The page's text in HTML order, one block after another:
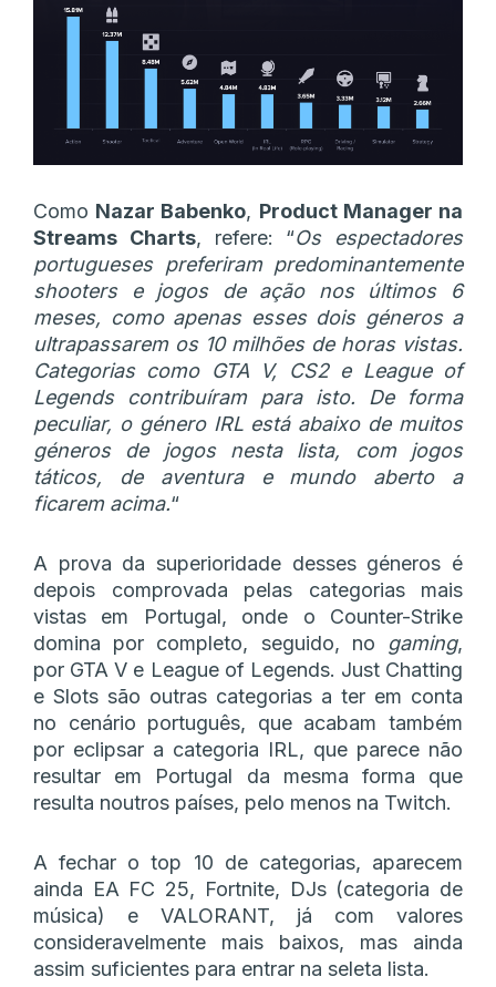
Como Nazar Babenko, Product Manager na
Streams Charts, refere: “Os espectadores
portugueses preferiram predominantemente
shooters e jogos de ação nos últimos 6
meses, como apenas esses dois géneros a
ultrapassarem os 10 milhões de horas vistas.
Categorias como GTA V, CS2 e League of
Legends contribuíram para isto. De forma
peculiar, o género IRL está abaixo de muitos
géneros de jogos nesta lista, com jogos
táticos, de aventura e mundo aberto a
ficarem acima.“
A prova da superioridade desses géneros é
depois comprovada pelas categorias mais
vistas em Portugal, onde o Counter-Strike
domina por completo, seguido, no gaming,
por GTA V e League of Legends. Just Chatting
e Slots são outras categorias a ter em conta
no cenário português, que acabam também
por eclipsar a categoria IRL, que parece não
resultar em Portugal da mesma forma que
resulta noutros países, pelo menos na Twitch.
A fechar o top 10 de categorias, aparecem
ainda EA FC 25, Fortnite, DJs (categoria de
música) e VALORANT, já com valores
consideravelmente mais baixos, mas ainda
assim suficientes para entrar na seleta lista.